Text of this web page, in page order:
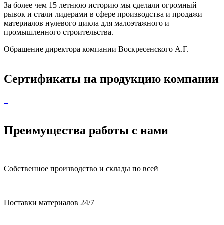
За более чем 15 летнюю историю мы сделали огромный
рывок и стали лидерами в сфере производства и продажи
материалов нулевого цикла для малоэтажного и
промышленного строительства.
Обращение директора компании Воскресенского А.Г.
Сертификаты на продукцию компании
Преимущества работы с нами
Собственное производство и склады по всей
Поставки материалов 24/7